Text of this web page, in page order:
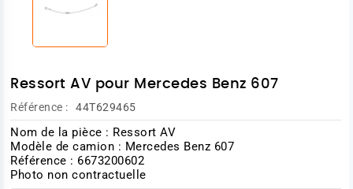
Ressort AV pour Mercedes Benz 607
Référence : 44T629465
Nom de la pièce : Ressort AV
Modèle de camion : Mercedes Benz 607
Référence : 6673200602
Photo non contractuelle